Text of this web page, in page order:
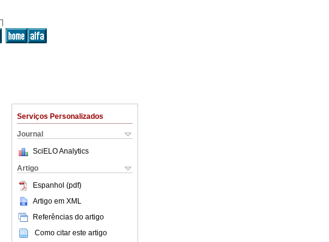
Serviços Personalizados
Journal
SciELO Analytics
Artigo
Espanhol (pdf)
Artigo em XML
Referências do artigo
Como citar este artigo